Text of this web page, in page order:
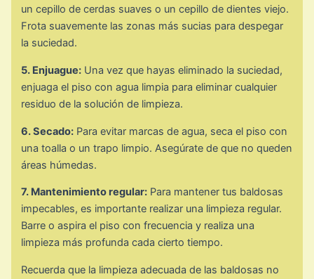
un cepillo de cerdas suaves o un cepillo de dientes viejo.
Frota suavemente las zonas más sucias para despegar
la suciedad.
5. Enjuague: Una vez que hayas eliminado la suciedad,
enjuaga el piso con agua limpia para eliminar cualquier
residuo de la solución de limpieza.
6. Secado: Para evitar marcas de agua, seca el piso con
una toalla o un trapo limpio. Asegúrate de que no queden
áreas húmedas.
7. Mantenimiento regular: Para mantener tus baldosas
impecables, es importante realizar una limpieza regular.
Barre o aspira el piso con frecuencia y realiza una
limpieza más profunda cada cierto tiempo.
Recuerda que la limpieza adecuada de las baldosas no